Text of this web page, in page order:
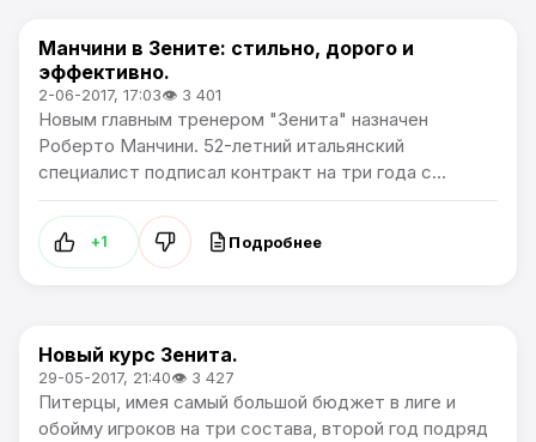
Премьер лига
Манчини в Зените: стильно, дорого и
эффективно.
2-06-2017, 17:03👁 3 401
Новым главным тренером "Зенита" назначен
Роберто Манчини. 52-летний итальянский
специалист подписал контракт на три года с...
+1 Подробнее
Премьер лига
Новый курс Зенита.
29-05-2017, 21:40👁 3 427
Питерцы, имея самый большой бюджет в лиге и
обойму игроков на три состава, второй год подряд